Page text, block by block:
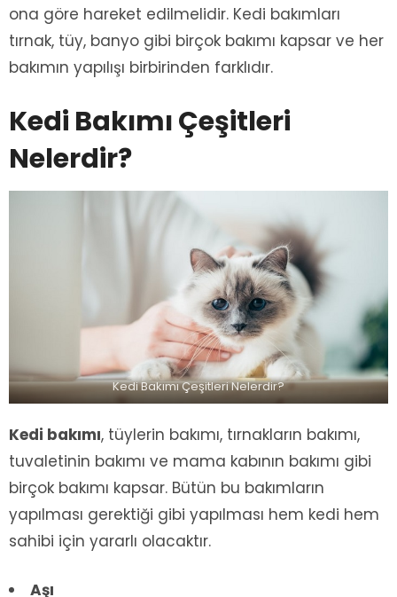
ona göre hareket edilmelidir. Kedi bakımları
tırnak, tüy, banyo gibi birçok bakımı kapsar ve her
bakımın yapılışı birbirinden farklıdır.
Kedi Bakımı Çeşitleri
Nelerdir?
Kedi Bakımı Çeşitleri Nelerdir?
Kedi bakımı, tüylerin bakımı, tırnakların bakımı,
tuvaletinin bakımı ve mama kabının bakımı gibi
birçok bakımı kapsar. Bütün bu bakımların
yapılması gerektiği gibi yapılması hem kedi hem
sahibi için yararlı olacaktır.
Aşı